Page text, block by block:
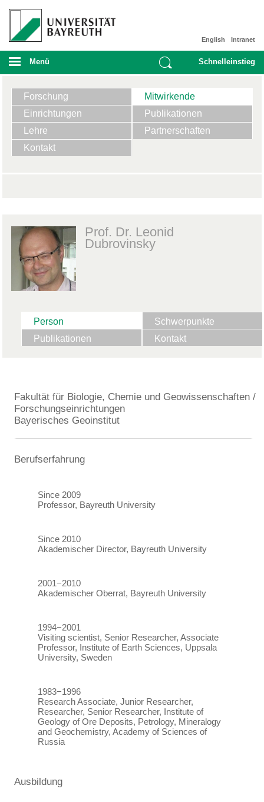
Intranet
English
Menü Schnelleinstieg
Forschung
Mitwirkende
Einrichtungen
Publikationen
Lehre
Partnerschaften
Kontakt
Prof. Dr. Leonid
Dubrovinsky
Person
Schwerpunkte
Publikationen
Kontakt
Fakultät für Biologie, Chemie und Geowissenschaften /
Forschungseinrichtungen
Bayerisches Geoinstitut
Berufserfahrung
Since 2009
Professor, Bayreuth University
Since 2010
Akademischer Director, Bayreuth University
2001−2010
Akademischer Oberrat, Bayreuth University
1994−2001
Visiting scientist, Senior Researcher, Associate
Professor, Institute of Earth Sciences, Uppsala
University, Sweden
1983−1996
Research Associate, Junior Researcher,
Researcher, Senior Researcher, Institute of
Geology of Ore Deposits, Petrology, Mineralogy
and Geochemistry, Academy of Sciences of
Russia
Ausbildung